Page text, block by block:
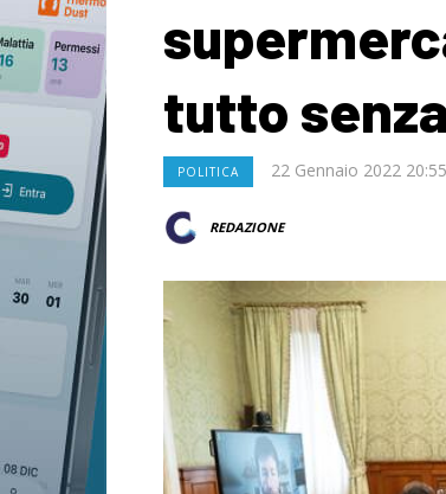
tutto
POLITICA 22 Gennaio 2022 20:55
REDAZIONE